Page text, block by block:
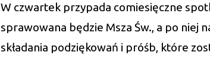
W czwartek przypada comiesięczne
sprawowana będzie Msza Św., a po niej
składania podziękowań i próśb, które